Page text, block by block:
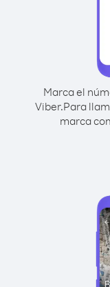
Marca el
Viber.Para
marca